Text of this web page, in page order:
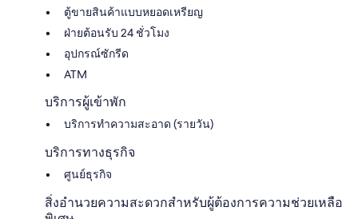
ตู้ขายสินค้าแบบหยอดเหรียญ
ฝ่ายต้อนรับ 24 ชั่วโมง
อุปกรณ์ซักรีด
ATM
บริการผู้เข้าพัก
บริการทำความสะอาด (รายวัน)
บริการทางธุรกิจ
ศูนย์ธุรกิจ
สิ่งอำนวยความสะดวกสำหรับผู้ต้องการความช่วยเหลือ